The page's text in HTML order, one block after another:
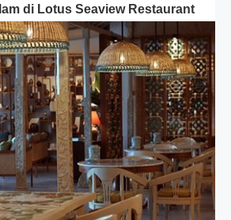
di Lotus Seaview Restaurant